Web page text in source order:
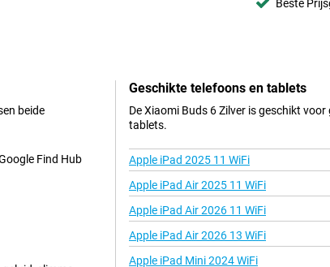
Beste
beide
Find Hub
Geschikte telefoons en tablets
De Xiaomi Buds 6 Zilver is geschikt
tablets.
Apple iPad 2025 11 WiFi
Apple iPad Air 2025 11 WiFi
Apple iPad Air 2026 11 WiFi
Apple iPad Air 2026 13 WiFi
Apple iPad Mini 2024 WiFi